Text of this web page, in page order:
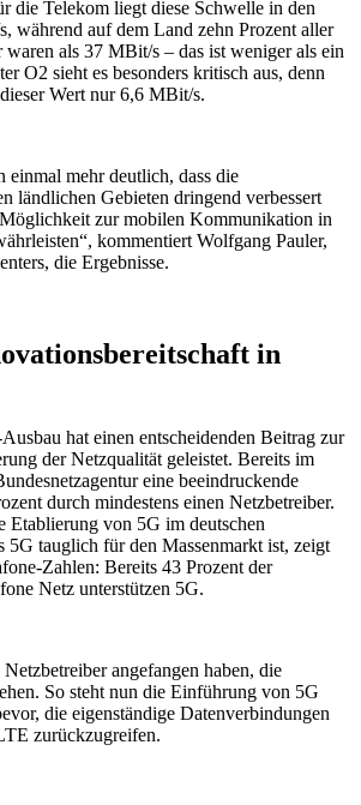
die Telekom liegt diese Schwelle in den
während auf dem Land zehn Prozent aller
als 37 MBit/s – das ist weniger als ein
O2 sieht es besonders kritisch aus, denn
Wert nur 6,6 MBit/s.
einmal mehr deutlich, dass die
ländlichen Gebieten dringend verbessert
zur mobilen Kommunikation in
kommentiert Wolfgang Pauler,
die Ergebnisse.
in
hat einen entscheidenden Beitrag zur
der Netzqualität geleistet. Bereits im
eine beeindruckende
durch mindestens einen Netzbetreiber.
Etablierung von 5G im deutschen
5G tauglich für den Massenmarkt ist, zeigt
Zahlen: Bereits 43 Prozent der
Netz unterstützen 5G.
angefangen haben, die
So steht nun die Einführung von 5G
die eigenständige Datenverbindungen
zurückzugreifen.